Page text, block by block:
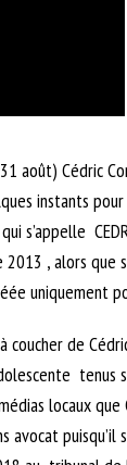
août) Cédric
instants
, alors
uniquement
de
tenus
locaux